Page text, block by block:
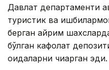
Давлат департаменти
туристик ва
берган айрим
бўлган кафолат
қоидаларни чиқарган эди.